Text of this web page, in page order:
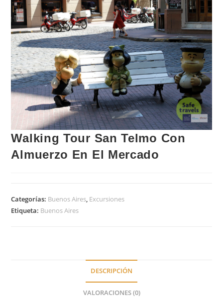
Walking Tour San Telmo Con
Almuerzo En El Mercado
Categorías: Buenos Aires, Excursiones
Etiqueta: Buenos Aires
DESCRIPCIÓN
VALORACIONES (0)